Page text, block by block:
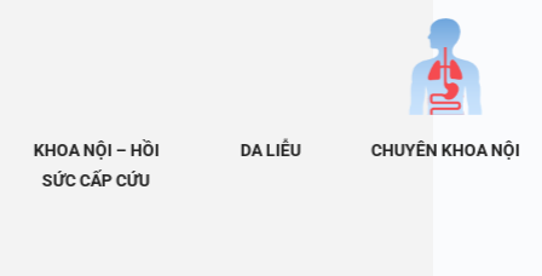
KHOA NỘI – HỒI
SỨC CẤP CỨU
DA LIỄU CHUYÊN KHOA NỘI